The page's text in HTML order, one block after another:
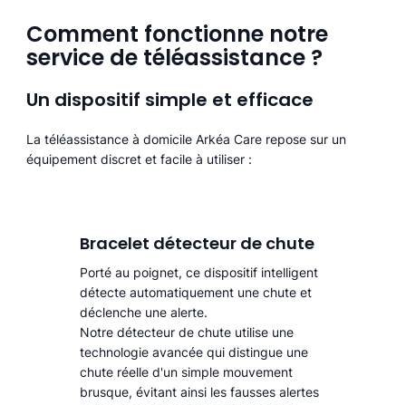
Comment fonctionne notre
service de téléassistance ?
Un dispositif simple et efficace
La téléassistance à domicile Arkéa Care repose sur un
équipement discret et facile à utiliser :
Bracelet détecteur de chute
Porté au poignet, ce dispositif intelligent
détecte automatiquement une chute et
déclenche une alerte.​
Notre détecteur de chute utilise une
technologie avancée qui distingue une
chute réelle d'un simple mouvement
brusque, évitant ainsi les fausses alertes